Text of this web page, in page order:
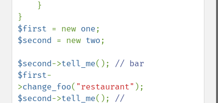
$first = new one
$second = new two;
$second->tell_me();
$first-
>change_foo( "restaurant"
$second->tell_me(); //